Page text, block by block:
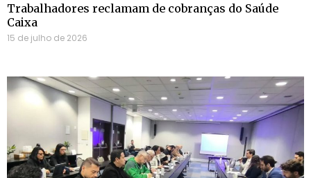
Trabalhadores reclamam de cobranças do Saúde
Caixa
15 de julho de 2026